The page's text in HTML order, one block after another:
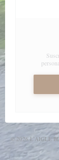
© 2026 L'AIGLE